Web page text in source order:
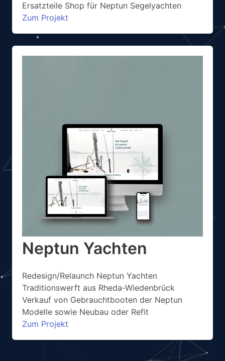
Ersatzteile Shop für Neptun Segelyachten
Zum Projekt
Neptun Yachten
Redesign/Relaunch Neptun Yachten
Traditionswerft aus Rheda-Wiedenbrück
Verkauf von Gebrauchtbooten der Neptun
Modelle sowie Neubau oder Refit
Zum Projekt